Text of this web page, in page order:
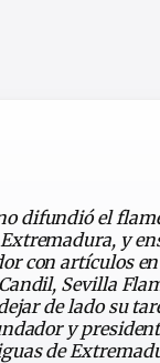
difundió el
Extremadura, y
con artículos
Sevilla
de lado su
y
de